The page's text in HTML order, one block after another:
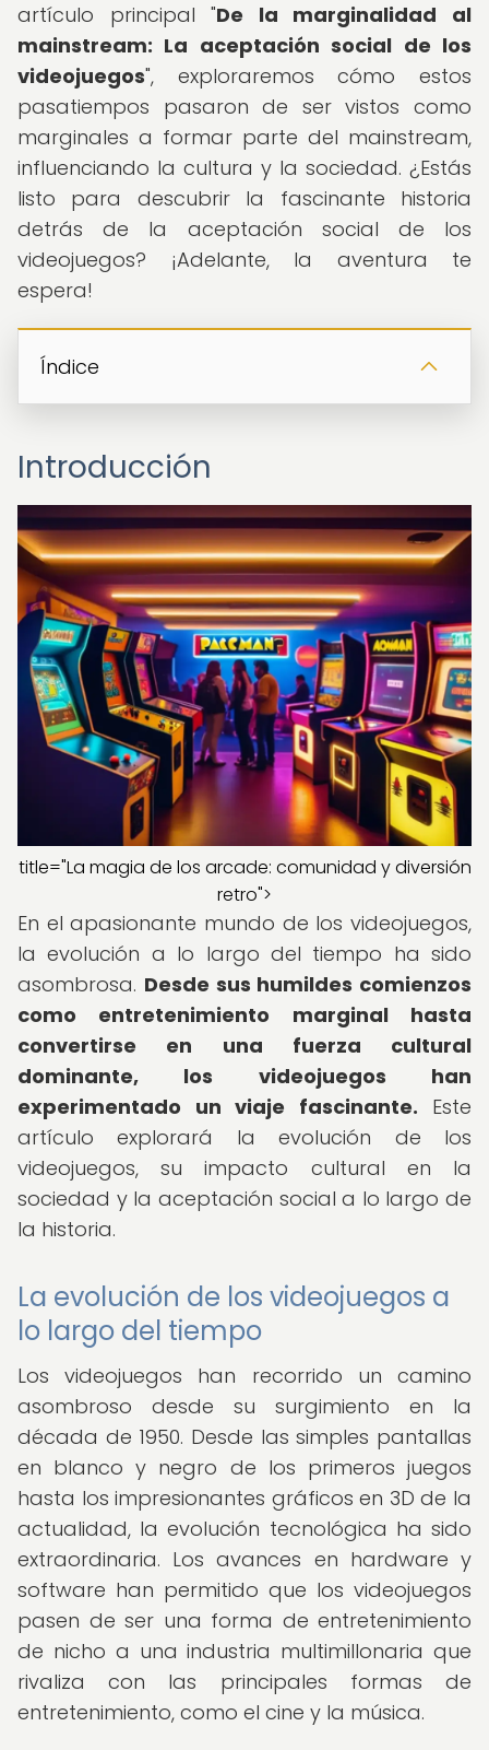
artículo principal "De la marginalidad al
mainstream: La aceptación social de los
videojuegos", exploraremos cómo estos
pasatiempos pasaron de ser vistos como
marginales a formar parte del mainstream,
influenciando la cultura y la sociedad. ¿Estás
listo para descubrir la fascinante historia
detrás de la aceptación social de los
videojuegos? ¡Adelante, la aventura te
espera!
Índice
Introducción
title="La magia de los arcade: comunidad y diversión
retro">
En el apasionante mundo de los videojuegos,
la evolución a lo largo del tiempo ha sido
asombrosa. Desde sus humildes comienzos
como entretenimiento marginal hasta
convertirse en una fuerza cultural
dominante, los videojuegos han
experimentado un viaje fascinante. Este
artículo explorará la evolución de los
videojuegos, su impacto cultural en la
sociedad y la aceptación social a lo largo de
la historia.
La evolución de los videojuegos a
lo largo del tiempo
Los videojuegos han recorrido un camino
asombroso desde su surgimiento en la
década de 1950. Desde las simples pantallas
en blanco y negro de los primeros juegos
hasta los impresionantes gráficos en 3D de la
actualidad, la evolución tecnológica ha sido
extraordinaria. Los avances en hardware y
software han permitido que los videojuegos
pasen de ser una forma de entretenimiento
de nicho a una industria multimillonaria que
rivaliza con las principales formas de
entretenimiento, como el cine y la música.